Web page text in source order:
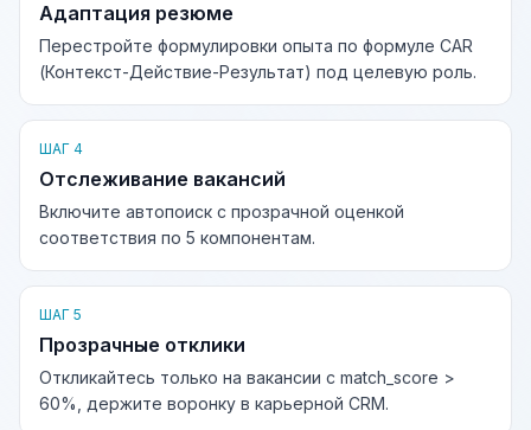
Адаптация резюме
Перестройте формулировки опыта по формуле CAR
(Контекст-Действие-Результат) под целевую роль.
ШАГ 4
Отслеживание вакансий
Включите автопоиск с прозрачной оценкой
соответствия по 5 компонентам.
ШАГ 5
Прозрачные отклики
Откликайтесь только на вакансии с match_score >
60%, держите воронку в карьерной CRM.